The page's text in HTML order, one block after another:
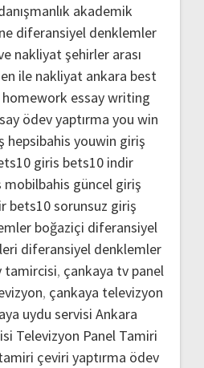
akademik
diferansiyel denklemler
nakliyatşehirler arası
ile nakliyat ankara best
homework essay writing
ödev yaptırma you win
hepsibahis youwin giriş
giris bets10 indir
mobilbahis güncel giriş
bets10 sorunsuz giriş
boğaziçi diferansiyel
diferansiyel denklemler
tamircisi, çankaya tv panel
, çankaya televizyon
uydu servisi Ankara
Televizyon Panel Tamiri
çeviri yaptırma ödev